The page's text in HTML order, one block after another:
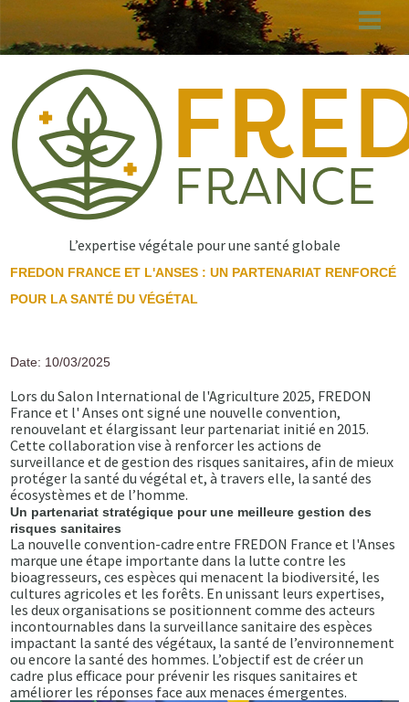
au
principal
L’expertise végétale pour une santé globale
FREDON FRANCE ET L'ANSES : UN PARTENARIAT RENFORCÉ
POUR LA SANTÉ DU VÉGÉTAL
Date: 10/03/2025
Lors du Salon International de l'Agriculture 2025, FREDON
France et l' Anses ont signé une nouvelle convention,
renouvelant et élargissant leur partenariat initié en 2015.
Cette collaboration vise à renforcer les actions de
surveillance et de gestion des risques sanitaires, afin de mieux
protéger la santé du végétal et, à travers elle, la santé des
écosystèmes et de l’homme.
Un partenariat stratégique pour une meilleure gestion des
risques sanitaires
La nouvelle convention-cadre entre FREDON France et l'Anses
marque une étape importante dans la lutte contre les
bioagresseurs, ces espèces qui menacent la biodiversité, les
cultures agricoles et les forêts. En unissant leurs expertises,
les deux organisations se positionnent comme des acteurs
incontournables dans la surveillance sanitaire des espèces
impactant la santé des végétaux, la santé de l’environnement
ou encore la santé des hommes. L’objectif est de créer un
cadre plus efficace pour prévenir les risques sanitaires et
améliorer les réponses face aux menaces émergentes.